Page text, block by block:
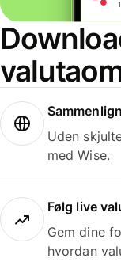
Uden
med Wise.
Følg live
Gem dine
hvordan